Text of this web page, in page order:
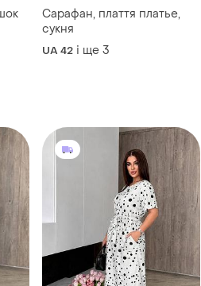
Сарафан, плаття платье,
сукня
UA 42 і ще 3